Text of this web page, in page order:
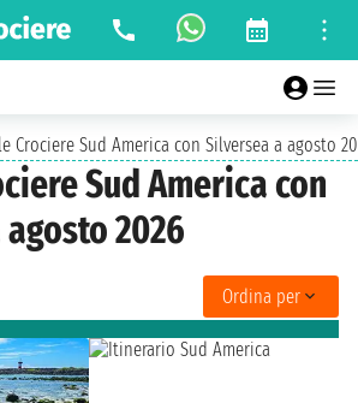
Crociere Sud America con Silversea a agosto
Sud America con
2026
Ordina per